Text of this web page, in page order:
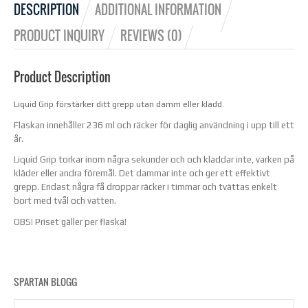
DESCRIPTION
ADDITIONAL INFORMATION
PRODUCT INQUIRY
REVIEWS (0)
Product Description
Liquid Grip förstärker ditt grepp utan damm eller kladd.
Flaskan innehåller 236 ml och räcker för daglig användning i upp till ett
år.
Liquid Grip torkar inom några sekunder och och kladdar inte, varken på
kläder eller andra föremål. Det dammar inte och ger ett effektivt
grepp. Endast några få droppar räcker i timmar och tvättas enkelt
bort med tvål och vatten.
OBS! Priset gäller per flaska!
SPARTAN BLOGG